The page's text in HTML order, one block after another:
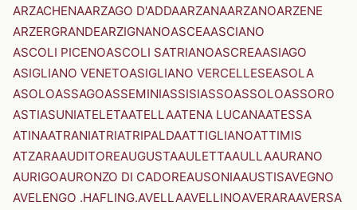
ARZACHENAARZAGO D'ADDAARZANAARZANOARZENE
ARZERGRANDEARZIGNANOASCEAASCIANO
ASCOLI PICENOASCOLI SATRIANOASCREAASIAGO
ASIGLIANO VENETOASIGLIANO VERCELLESEASOLA
ASOLOASSAGOASSEMINIASSISIASSOASSOLOASSORO
ASTIASUNIATELETAATELLAATENA LUCANAATESSA
ATINAATRANIATRIATRIPALDAATTIGLIANOATTIMIS
ATZARAAUDITOREAUGUSTAAULETTAAULLAAURANO
AURIGOAURONZO DI CADOREAUSONIAAUSTISAVEGNO
AVELENGO .HAFLING.AVELLAAVELLINOAVERARAAVERSA